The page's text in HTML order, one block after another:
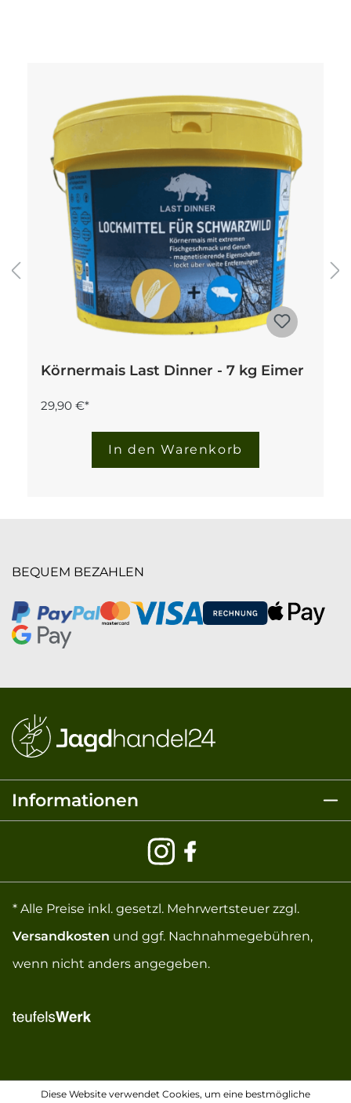
Körnermais Last Dinner - 7 kg Eimer
29,90 €*
In den Warenkorb
BEQUEM BEZAHLEN
Informationen
* Alle Preise inkl. gesetzl. Mehrwertsteuer zzgl.
Versandkosten und ggf. Nachnahmegebühren,
wenn nicht anders angegeben.
Diese Website verwendet Cookies, um eine bestmögliche